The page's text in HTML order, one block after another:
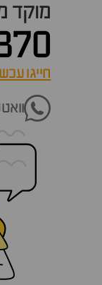
מוקד
חייגו
וואטסאפ